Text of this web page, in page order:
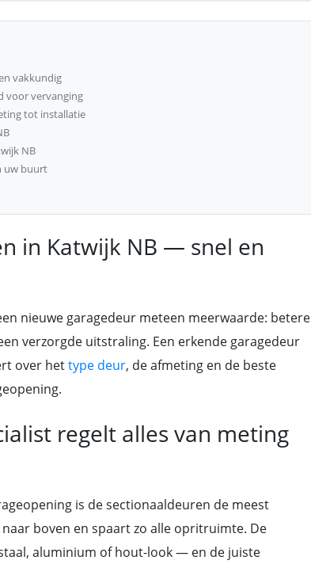
vakkundig
voor vervanging
tot installatie
NB
uw buurt
in Katwijk NB — snel en
nieuwe garagedeur meteen meerwaarde: betere
verzorgde uitstraling. Een erkende garagedeur
over hettype deur, de afmeting en de beste
regelt alles van meting
is de sectionaaldeuren de meest
boven en spaart zo alle opritruimte. De
aluminium of hout-look — en de juiste